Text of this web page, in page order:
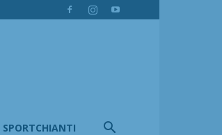
SPORTCHIANTI